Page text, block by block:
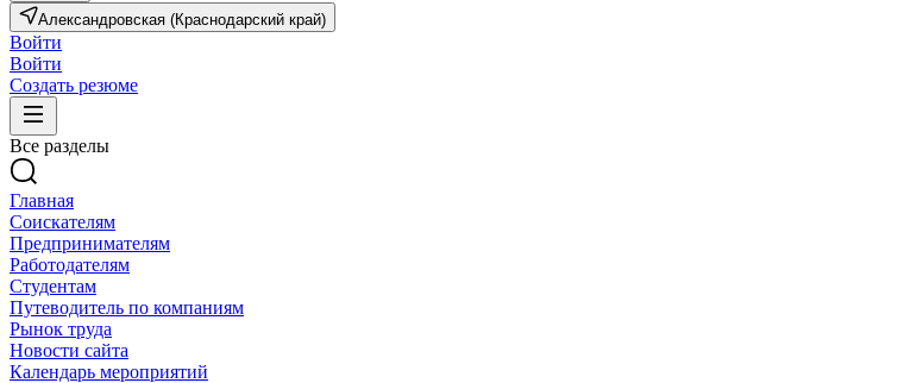
Александровская (Краснодарский край)
Войти
Войти
Создать резюме
Все разделы
Главная
Соискателям
Предпринимателям
Работодателям
Студентам
Путеводитель по компаниям
Рынок труда
Новости сайта
Календарь мероприятий